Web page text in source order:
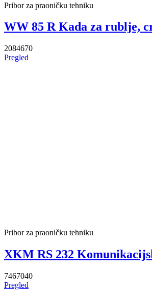
Pribor za praoničku tehniku
WW 85 R Kada za rublje,
2084670
Pregled
Pribor za praoničku tehniku
XKM RS 232
7467040
Pregled